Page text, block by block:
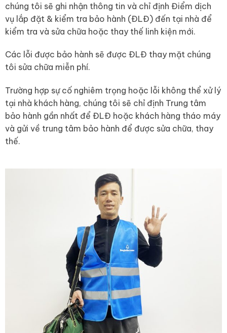
chúng tôi sẽ ghi nhận thông tin và chỉ định Điểm dịch
vụ lắp đặt & kiểm tra bảo hành (ĐLĐ) đến tại nhà để
kiểm tra và sửa chữa hoặc thay thế linh kiện mới.
Các lỗi được bảo hành sẽ được ĐLĐ thay mặt chúng
tôi sửa chữa miễn phí.
Trường hợp sự cố nghiêm trọng hoặc lỗi không thể xử lý
tại nhà khách hàng, chúng tôi sẽ chỉ định Trung tâm
bảo hành gần nhất để ĐLĐ hoặc khách hàng tháo máy
và gửi về trung tâm bảo hành để được sửa chữa, thay
thế.